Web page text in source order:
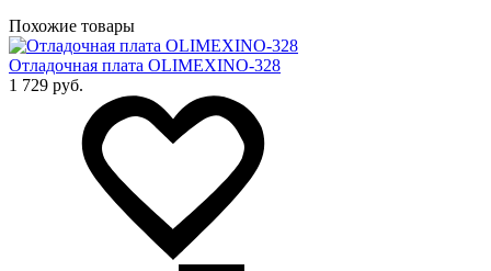
Похожие товары
Отладочная плата OLIMEXINO-328
1 729 руб.